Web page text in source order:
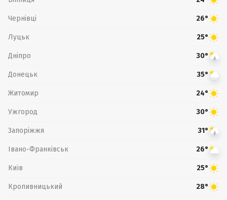
Чернівці 26°
Луцьк 25°
Дніпро 30°
Донецьк 35°
Житомир 24°
Ужгород 30°
Запоріжжя 31°
Івано-Франківськ 26°
Київ 25°
Кропивницький 28°